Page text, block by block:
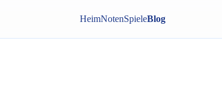
HeimNotenSpieleBlog